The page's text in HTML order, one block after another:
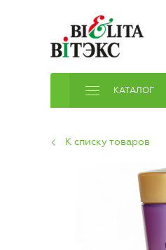
КАТАЛОГ
К списку товаров